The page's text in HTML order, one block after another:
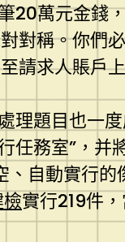
20萬元金錢
對稱。你們
請求人賬戶
題目也一度
任務室”，并
、自動實行
實行219件